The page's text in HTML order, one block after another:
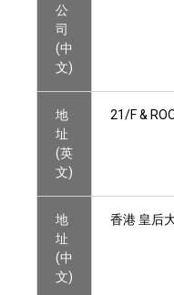
公
司
(中
文)
地
址
(英
文)
21/F &
地
址
(中
文)
香港 皇后